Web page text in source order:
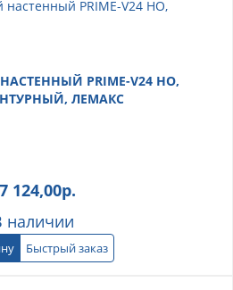
PRIME-V24 НО,
ЛЕМАКС
124,00р.
наличии
Быстрый заказ